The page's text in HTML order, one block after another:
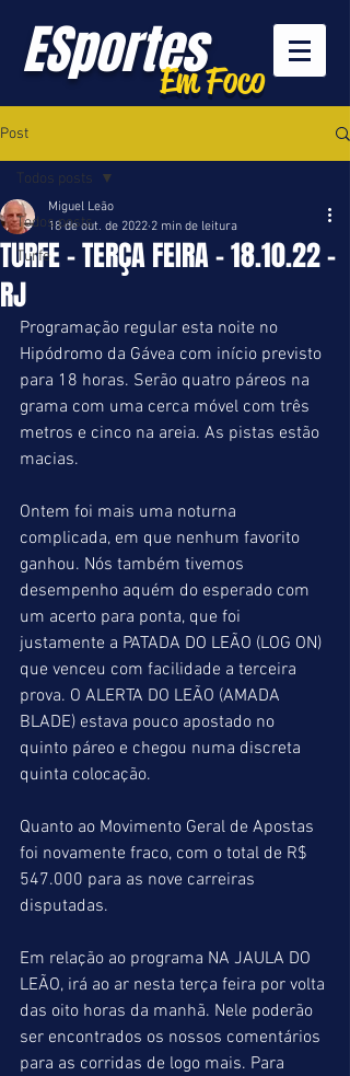
ESportesEm Foco
Post
Todos posts
Turfe
Todos posts
TURFE - TERÇA FEIRA - 18.10.22 -
RJ
Miguel Leão
18 de out. de 2022 2 min de leitura
Programação regular esta noite no
Hipódromo da Gávea com início previsto
para 18 horas. Serão quatro páreos na
grama com uma cerca móvel com três
metros e cinco na areia. As pistas estão
macias.
Ontem foi mais uma noturna
complicada, em que nenhum favorito
ganhou. Nós também tivemos
desempenho aquém do esperado com
um acerto para ponta, que foi
justamente a PATADA DO LEÃO (LOG ON)
que venceu com facilidade a terceira
prova. O ALERTA DO LEÃO (AMADA
BLADE) estava pouco apostado no
quinto páreo e chegou numa discreta
quinta colocação.
Quanto ao Movimento Geral de Apostas
foi novamente fraco, com o total de R$
547.000 para as nove carreiras
disputadas.
Em relação ao programa NA JAULA DO
LEÃO, irá ao ar nesta terça feira por volta
das oito horas da manhã. Nele poderão
ser encontrados os nossos comentários
para as corridas de logo mais. Para